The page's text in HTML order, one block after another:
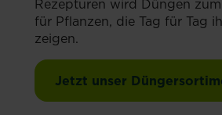
Rezepturen wird Düngen
für Pflanzen, die Tag für Tag
zeigen.
Jetzt unser